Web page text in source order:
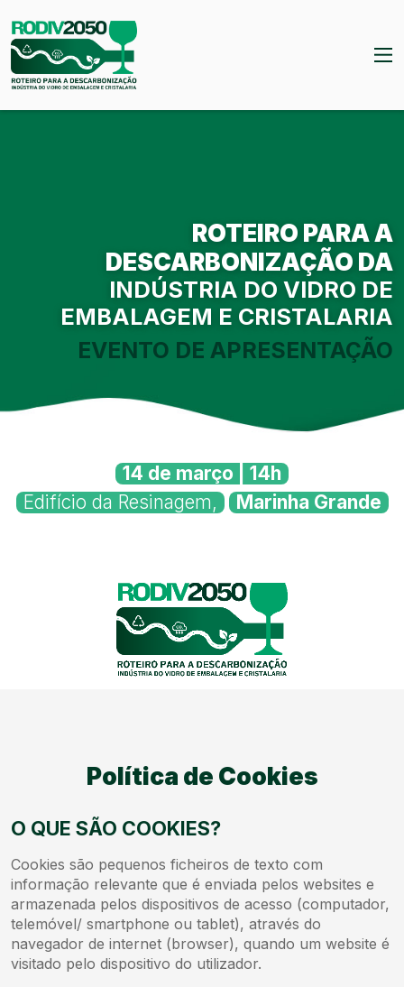
ROTEIRO PARA A
DESCARBONIZAÇÃO DA
INDÚSTRIA DO VIDRO DE
EMBALAGEM E CRISTALARIA
EVENTO DE APRESENTAÇÃO
14 de março | 14h
Edifício da Resinagem,
Marinha Grande
Política de Cookies
O QUE SÃO COOKIES?
Cookies são pequenos ficheiros de texto com
informação relevante que é enviada pelos websites e
armazenada pelos dispositivos de acesso (computador,
telemóvel/ smartphone ou tablet), através do
navegador de internet (browser), quando um website é
visitado pelo dispositivo do utilizador.